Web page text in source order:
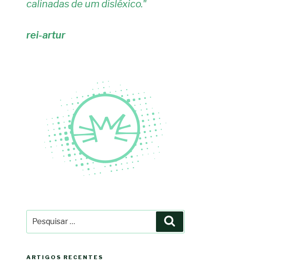
calinadas de um disléxico."
rei-artur
por:
ARTIGOS RECENTES